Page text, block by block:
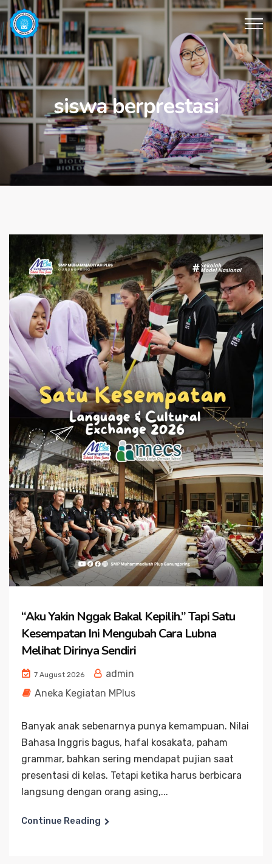
siswa berprestasi
“Aku Yakin Nggak Bakal Kepilih.” Tapi Satu
Kesempatan Ini Mengubah Cara Lubna
Melihat Dirinya Sendiri
7 August 2026
admin
Aneka Kegiatan MPlus
Banyak anak sebenarnya punya kemampuan. Nilai
Bahasa Inggris bagus, hafal kosakata, paham
grammar, bahkan sering mendapat pujian saat
presentasi di kelas. Tetapi ketika harus berbicara
langsung dengan orang asing,...
Continue Reading